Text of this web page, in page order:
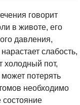
говорит
в животе, его
давления,
слабость,
холодный пот,
потерять
необходимо
состояние